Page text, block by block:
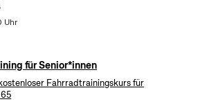
Uhr
für Senior*innen
Fahrradtrainingskurs für